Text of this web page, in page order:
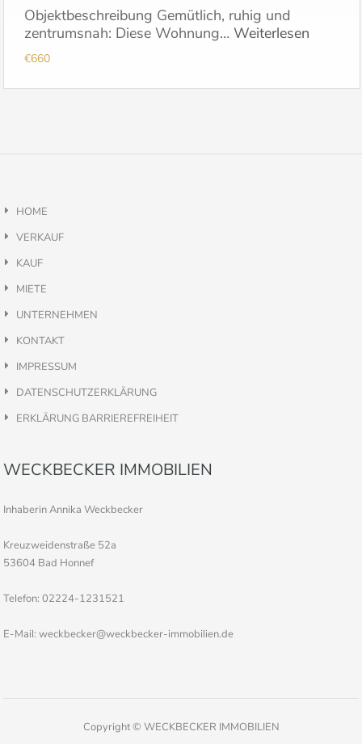
Objektbeschreibung Gemütlich, ruhig und
zentrumsnah: Diese Wohnung… Weiterlesen
€660
HOME
VERKAUF
KAUF
MIETE
UNTERNEHMEN
KONTAKT
IMPRESSUM
DATENSCHUTZERKLÄRUNG
ERKLÄRUNG BARRIEREFREIHEIT
WECKBECKER IMMOBILIEN
Inhaberin Annika Weckbecker
Kreuzweidenstraße 52a
53604 Bad Honnef
Telefon: 02224-1231521
E-Mail: weckbecker@weckbecker-immobilien.de
Copyright © WECKBECKER IMMOBILIEN